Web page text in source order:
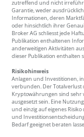
zutreffend und nicht
Garantie, weder
Informationen, deren
oder hinsichtlich ihrer
Broker AG schliesst jede
Publikation enthaltenen
anderweitigen Aktivitäten
dieser Publikation enthalten
Risikohinweis
Anlagen und Investitionen,
verbunden. Der Totalverlust
Kryptowährungen sind sehr
ausgesetzt sein. Eine
und einzig auf eigenes
und
Bedarf geeignet beraten